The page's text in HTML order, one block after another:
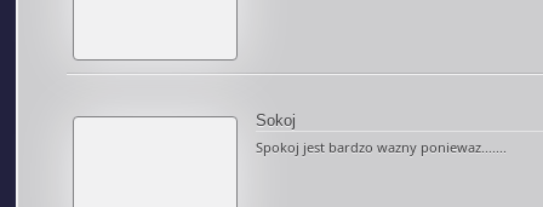
Sokoj
Spokoj jest bardzo wazny poniewaz.......